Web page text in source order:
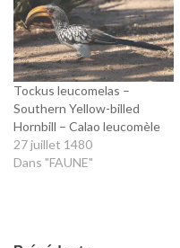
Tockus leucomelas –
Southern Yellow-billed
Hornbill – Calao leucomèle
27 juillet 1480
Dans "FAUNE"